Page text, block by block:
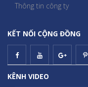
Thông tin công ty
KẾT NỐI CỘNG ĐỒNG
KÊNH VIDEO